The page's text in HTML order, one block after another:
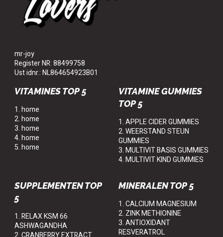
mr-joy
Register NR: 88499758
Ust idnr.: NL864654923B01
VITAMINES TOP 5
1. home
2. home
3. home
4. home
5. home
VITAMINE GUMMIES
TOP 5
1. APPLE CIDER GUMMIES
2. WEERSTAND STEUN
GUMMIES
3. MULTIVIT BASIS GUMMIES
4. MULTIVIT KIND GUMMIES
SUPPLEMENTEN TOP
5
1. RELAX KSM 66
ASHWAGANDHA
MINERALEN TOP 5
1. CALCIUM MAGNESIUM
2. ZINK METHIONINE
3. ANTIOXIDANT
RESVERATROL